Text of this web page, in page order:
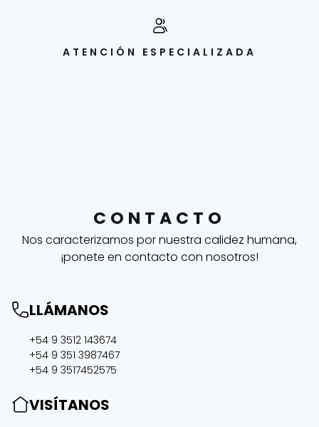
ATENCIÓN ESPECIALIZADA
CONTACTO
Nos caracterizamos por nuestra calidez humana,
¡ponete en contacto con nosotros!
LLÁMANOS
+54 9 3512 143674
+54 9 351 3987467
+54 9 3517452575
VISÍTANOS